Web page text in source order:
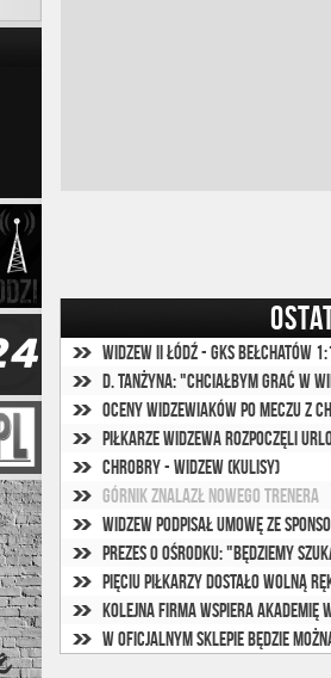
Widzew II Łódź - GKS Bełchatów
D. Tanżyna: "Chciałbym grać w
Oceny widzewiaków po meczu z
Piłkarze Widzewa rozpoczęli
Chrobry - Widzew (kulisy)
Górnik znalazł nowego trenera
Widzew podpisał umowę ze
Prezes o ośrodku: "Będziemy
Pięciu piłkarzy dostało wolną
Kolejna firma wspiera Akademię
W oficjalnym sklepie będzie